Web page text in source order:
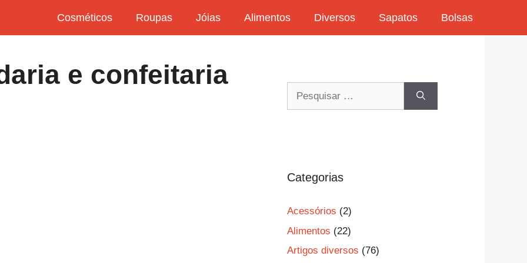
Cosméticos Roupas Jóias Alimentos Diversos Sapatos Bolsas
e confeitaria
Categorias
Acessórios (2)
Alimentos (22)
Artigos diversos (76)